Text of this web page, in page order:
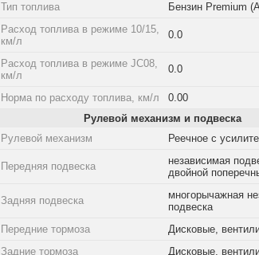
Тип топлива
Бензин Premium
Расход топлива в режиме 10/15,
км/л
0.0
Расход топлива в режиме JC08,
км/л
0.0
Норма по расходу топлива, км/л
0.00
Рулевой механизм и подвеска
Рулевой механизм
Реечное с
Передняя подвеска
независимая
двойной
Задняя подвеска
многорычажная
подвеска
Передние тормоза
Дисковые,
Задние тормоза
Дисковые,